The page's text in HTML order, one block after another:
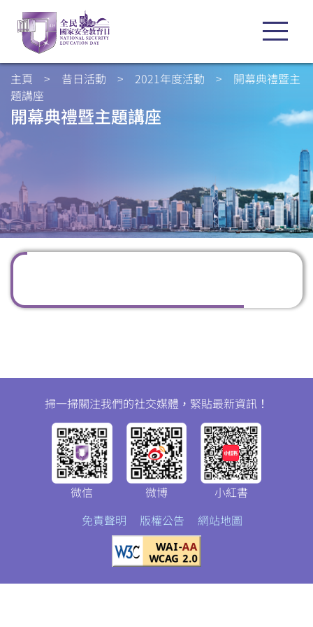
主頁 > 昔日活動 > 2021年度活動 > 開幕典禮暨主
題講座
開幕典禮暨主題講座
免責聲明 版權公告 網站地圖
掃一掃關注我們的社交媒體，緊貼最新資訊！
微信 微博 小紅書
掃一掃關注我們的社交媒體，緊貼最新資訊！